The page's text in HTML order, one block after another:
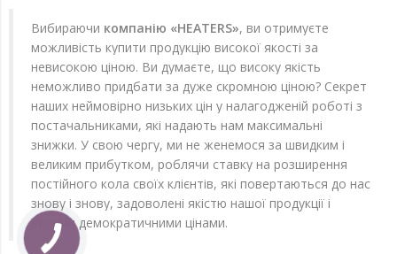
Вибираючи компанію «HEATERS», ви отримуєте
можливість купити продукцію високої якості за
невисокою ціною. Ви думаєте, що високу якість
неможливо придбати за дуже скромною ціною? Секрет
наших неймовірно низьких цін у налагодженій роботі з
постачальниками, які надають нам максимальні
знижки. У свою чергу, ми не женемося за швидким і
великим прибутком, роблячи ставку на розширення
постійного кола своїх клієнтів, які повертаються до нас
знову і знову, задоволені якістю нашої продукції і
вельми демократичними цінами.